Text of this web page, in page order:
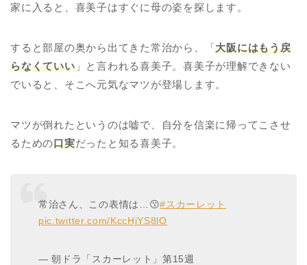
家に入ると、喜美子はすぐに母の姿を探します。
すると部屋の奥から出てきた常治から、「大阪にはもう戻
らなくていい」と言われる喜美子。喜美子が理解できない
でいると、そこへ元気なマツが登場します。
マツが倒れたというのは嘘で、自分を信楽に帰ってこさせ
るための口実だったと知る喜美子。
常治さん、この表情は…😗#スカーレット
pic.twitter.com/KccHjYS8lO
— 朝ドラ「スカーレット」第15週